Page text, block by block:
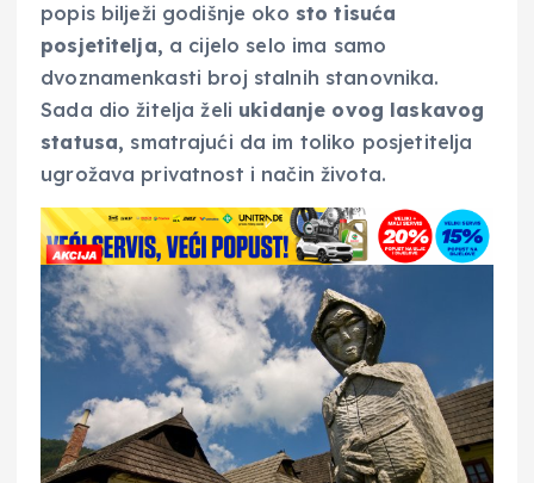
popis bilježi godišnje oko sto tisuća
posjetitelja, a cijelo selo ima samo
dvoznamenkasti broj stalnih stanovnika.
Sada dio žitelja želi ukidanje ovog laskavog
statusa, smatrajući da im toliko posjetitelja
ugrožava privatnost i način života.